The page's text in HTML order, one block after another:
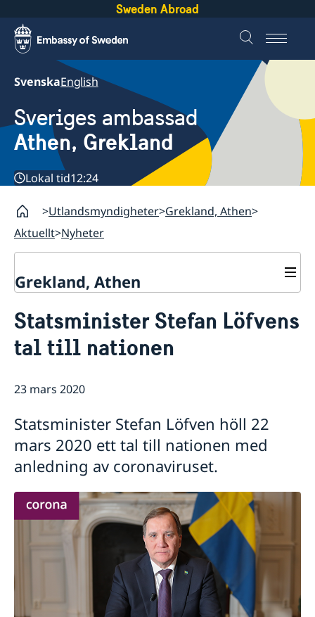
Sweden Abroad
SvenskaEnglish
Sveriges ambassad
Athen, Grekland
Lokal tid12:24
Utlandsmyndigheter Grekland, Athen
Aktuellt Nyheter
Grekland, Athen
Svenskrelaterade föreningar
Svenskar i Världen
Om oss
Praktiktjänstgöring vid ambassaden i Athen
Ledig tjänst
Så stöttar vi svenska företag
Team Sweden
Svenska företag i
Anmäl handelshinder
Ändrad handläggningsprocess för
pappersansökningar
Statsminister Stefan Löfvens
tal till nationen
23 mars 2020
Statsminister Stefan Löfven höll 22
mars 2020 ett tal till nationen med
anledning av coronaviruset.